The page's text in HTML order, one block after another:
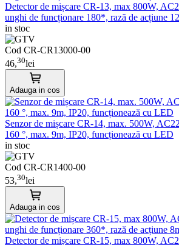
Detector de mișcare CR-13, max 800W,
unghi de funcționare 180*, rază de acțiune
in stoc
Cod CR-CR13000-00
46,30lei
Adauga in cos
Senzor de mișcare CR-14, max. 500W,
160 °, max. 9m, IP20, funcționează cu LED
in stoc
Cod CR-CR1400-00
53,30lei
Adauga in cos
Detector de mișcare CR-15, max 800W,